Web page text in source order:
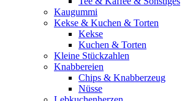
Kaugummi
Kekse & Kuchen & Torten
Kekse
Kuchen & Torten
Kleine Stückzahlen
Knabbereien
Chips & Knabberzeug
Nüsse